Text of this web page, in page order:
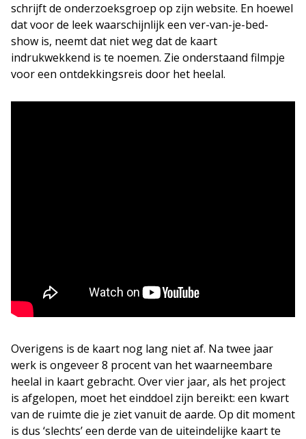
schrijft de onderzoeksgroep op zijn website. En hoewel
dat voor de leek waarschijnlijk een ver-van-je-bed-
show is, neemt dat niet weg dat de kaart
indrukwekkend is te noemen. Zie onderstaand filmpje
voor een ontdekkingsreis door het heelal.
Overigens is de kaart nog lang niet af. Na twee jaar
werk is ongeveer 8 procent van het waarneembare
heelal in kaart gebracht. Over vier jaar, als het project
is afgelopen, moet het einddoel zijn bereikt: een kwart
van de ruimte die je ziet vanuit de aarde. Op dit moment
is dus ‘slechts’ een derde van de uiteindelijke kaart te